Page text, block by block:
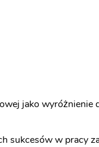
jako wyróżnienie
sukcesów w pracy